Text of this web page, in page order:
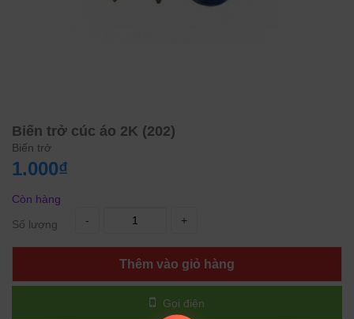
Biến trở cúc áo 2K (202)
Biến trở
1.000₫
Còn hàng
Số lượng
- +
Thêm vào giỏ hàng
Gọi điện